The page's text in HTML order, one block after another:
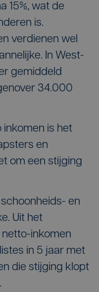
15%, wat de
is.
verdienen wel
In West-
gemiddeld
34.000
inkomen is het
en
om een stijging
en
Uit het
inkomen
in 5 jaar met
die stijging klopt